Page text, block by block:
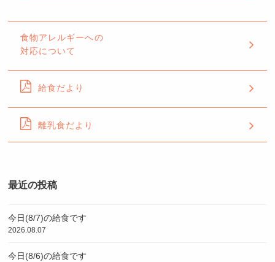
食物アレルギーへの
対応について
給食だより
離乳食だより
最近の投稿
今日(8/7)の給食です
2026.08.07
今日(8/6)の給食です